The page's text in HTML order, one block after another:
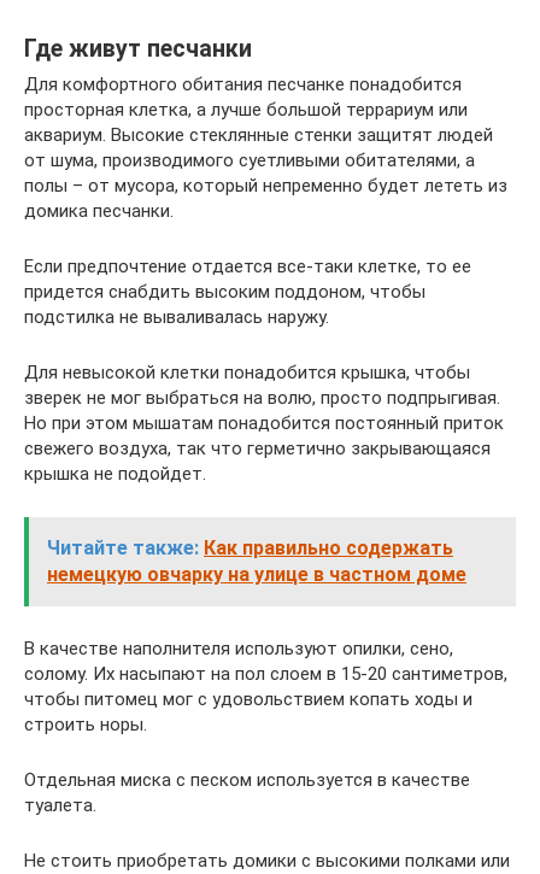
Где живут песчанки
Для комфортного обитания песчанке понадобится
просторная клетка, а лучше большой террариум или
аквариум. Высокие стеклянные стенки защитят людей
от шума, производимого суетливыми обитателями, а
полы – от мусора, который непременно будет лететь из
домика песчанки.
Если предпочтение отдается все-таки клетке, то ее
придется снабдить высоким поддоном, чтобы
подстилка не вываливалась наружу.
Для невысокой клетки понадобится крышка, чтобы
зверек не мог выбраться на волю, просто подпрыгивая.
Но при этом мышатам понадобится постоянный приток
свежего воздуха, так что герметично закрывающаяся
крышка не подойдет.
Читайте также: Как правильно содержать
немецкую овчарку на улице в частном доме
В качестве наполнителя используют опилки, сено,
солому. Их насыпают на пол слоем в 15-20 сантиметров,
чтобы питомец мог с удовольствием копать ходы и
строить норы.
Отдельная миска с песком используется в качестве
туалета.
Не стоить приобретать домики с высокими полками или